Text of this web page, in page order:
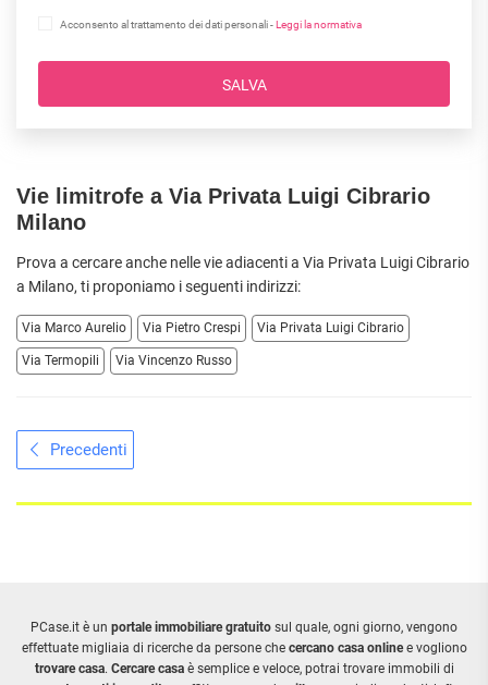
Acconsento al trattamento dei dati personali -Leggi la normativa
SALVA
Vie limitrofe a Via Privata Luigi Cibrario
Milano
Prova a cercare anche nelle vie adiacenti a Via Privata Luigi Cibrario
a Milano, ti proponiamo i seguenti indirizzi:
Via Marco Aurelio Via Pietro Crespi Via Privata Luigi Cibrario
Via Termopili Via Vincenzo Russo
Precedenti
PCase.it è un portale immobiliare gratuito sul quale, ogni giorno, vengono
effettuate migliaia di ricerche da persone che cercano casa onlinee vogliono
trovare casa. Cercare casaè semplice e veloce, potrai trovare immobili di